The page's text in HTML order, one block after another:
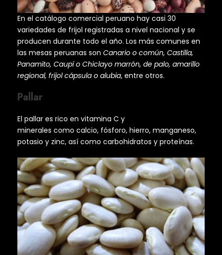
En el catálogo comercial peruano hay casi 30
variedades de frijol registradas a nivel nacional y se
producen durante todo el año. Los más comunes en
las mesas peruanas son Canario o común, Castilla,
Panamito, Caupí o Chiclayo marrón, de palo, amarillo
regional, frijol cápsula o alubia, entre otros.
Pallar
El pallar es rico en vitamina C y
minerales como calcio, fósforo, hierro, manganeso,
potasio y zinc, así como carbohidratos y proteínas.